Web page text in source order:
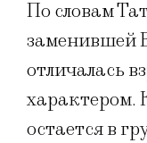
По словам
заменившей
отличалась
характером.
остается в